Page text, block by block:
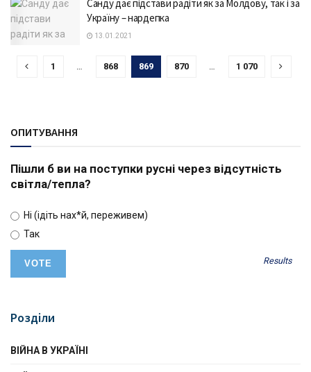
Санду дає підстави радіти як за Молдову, так і за
Україну – нардепка
13.01.2021
1 … 868 869 870 … 1 070
ОПИТУВАННЯ
Пішли б ви на поступки русні через відсутність
світла/тепла?
Ні (ідіть нах*й, переживем)
Так
Results
Розділи
ВІЙНА В УКРАЇНІ